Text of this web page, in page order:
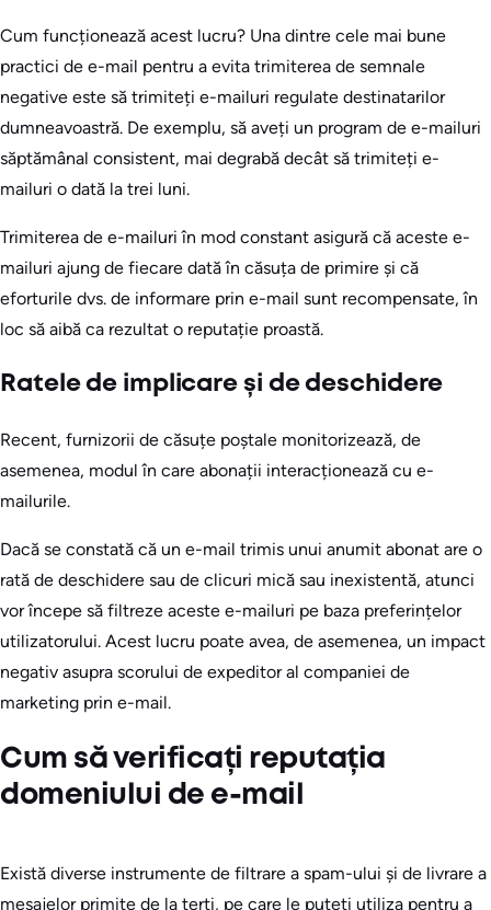
Cum funcționează acest lucru? Una dintre cele mai bune
practici de e-mail pentru a evita trimiterea de semnale
negative este să trimiteți e-mailuri regulate destinatarilor
dumneavoastră. De exemplu, să aveți un program de e-mailuri
săptămânal consistent, mai degrabă decât să trimiteți e-
mailuri o dată la trei luni.
Trimiterea de e-mailuri în mod constant asigură că aceste e-
mailuri ajung de fiecare dată în căsuța de primire și că
eforturile dvs. de informare prin e-mail sunt recompensate, în
loc să aibă ca rezultat o reputație proastă.
Ratele de implicare și de deschidere
Recent, furnizorii de căsuțe poștale monitorizează, de
asemenea, modul în care abonații interacționează cu e-
mailurile.
Dacă se constată că un e-mail trimis unui anumit abonat are o
rată de deschidere sau de clicuri mică sau inexistentă, atunci
vor începe să filtreze aceste e-mailuri pe baza preferințelor
utilizatorului. Acest lucru poate avea, de asemenea, un impact
negativ asupra scorului de expeditor al companiei de
marketing prin e-mail.
Cum să verificați reputația
domeniului de e-mail
Există diverse instrumente de filtrare a spam-ului și de livrare a
mesajelor primite de la terți, pe care le puteți utiliza pentru a